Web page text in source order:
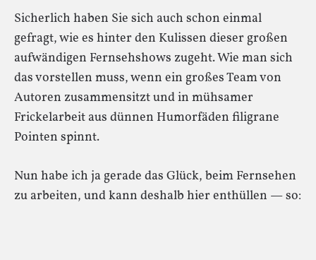
Sicherlich haben Sie sich auch schon einmal
gefragt, wie es hinter den Kulissen dieser großen
aufwändigen Fernsehshows zugeht. Wie man sich
das vorstellen muss, wenn ein großes Team von
Autoren zusammensitzt und in mühsamer
Frickelarbeit aus dünnen Humorfäden filigrane
Pointen spinnt.
Nun habe ich ja gerade das Glück, beim Fernsehen
zu arbeiten, und kann deshalb hier enthüllen — so: